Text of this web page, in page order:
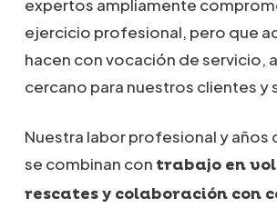
expertos ampliamente
ejercicio profesional, pero que
hacen con vocación de servicio,
cercano para nuestros clientes y
Nuestra labor profesional y años
se combinan con trabajo en
rescates y colaboración con